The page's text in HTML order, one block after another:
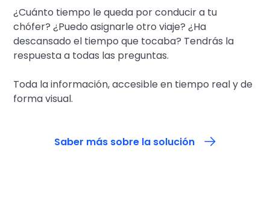
¿Cuánto tiempo le queda por conducir a tu
chófer? ¿Puedo asignarle otro viaje? ¿Ha
descansado el tiempo que tocaba? Tendrás la
respuesta a todas las preguntas.
Toda la información, accesible en tiempo real y de
forma visual.
Saber más sobre la solución